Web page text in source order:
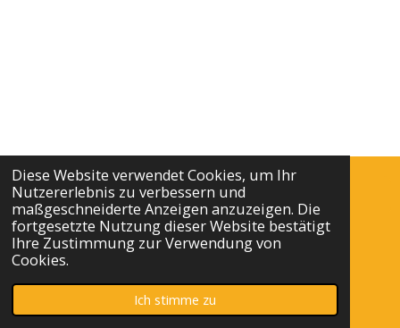
Diese Website verwendet Cookies, um Ihr
Nutzererlebnis zu verbessern und
maßgeschneiderte Anzeigen anzuzeigen. Die
fortgesetzte Nutzung dieser Website bestätigt
Ihre Zustimmung zur Verwendung von
Cookies.
Ich stimme zu
Impressum
Datenschutz
Mit Unterstützung vonWebador